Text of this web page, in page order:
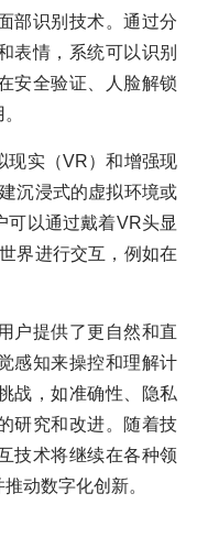
部识别技术。通过分
表情，系统可以识别
安全验证、人脸解锁
现实（VR）和增强现
沉浸式的虚拟环境或
可以通过戴着VR头显
界进行交互，例如在
户提供了更自然和直
感知来操控和理解计
战，如准确性、隐私
研究和改进。随着技
技术将继续在各种领
动数字化创新。